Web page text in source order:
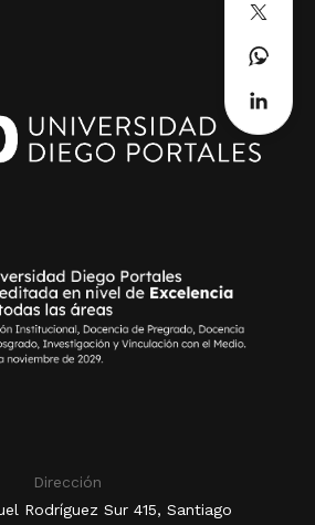
Dirección
Rodríguez Sur 415, Santiago